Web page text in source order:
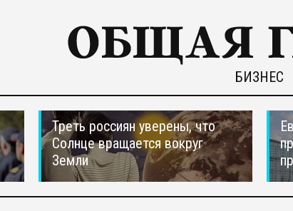
БИЗНЕС
Треть россиян уверены, что
Солнце вращается вокруг
Земли